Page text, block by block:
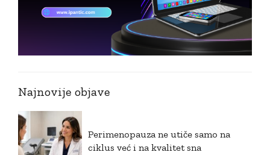
Najnovije objave
Perimenopauza ne utiče samo na
ciklus već i na kvalitet sna